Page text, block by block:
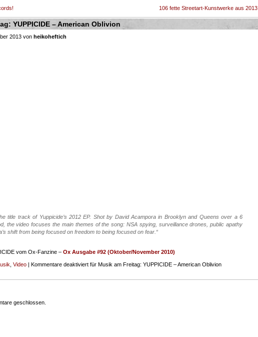
106 fette Streetart-Kunstwerke aus 2013
YUPPICIDE – American Oblivion
2013 von heikoheftich
title track of Yuppicide’s 2012 EP. Shot by David Acampora in Brooklyn and Queens over a 6
the video focuses the main themes of the song: NSA spying, surveillance drones, public apathy
shift from being focused on freedom to being focused on fear.“
vom Ox-Fanzine – Ox Ausgabe #92 (Oktober/November 2010)
Video | Kommentare deaktiviert für Musik am Freitag: YUPPICIDE – American Oblivion
geschlossen.